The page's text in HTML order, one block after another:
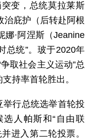
变，总统莫拉莱斯
治庇护（后转赴阿根
娜·阿涅斯（Jeanine
总统”。玻于2020年
取社会主义运动”总
持率首轮胜出。
行总统选举首轮投
人帕斯和“自由联
进入第二轮投票。